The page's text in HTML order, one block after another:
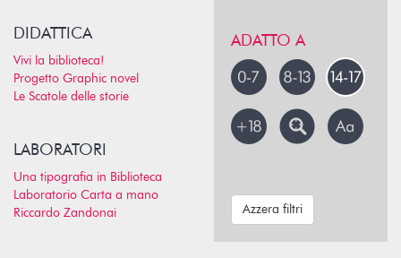
DIDATTICA
Vivi la biblioteca!
Progetto Graphic novel
Le Scatole delle storie
LABORATORI
Una tipografia in Biblioteca
Laboratorio Carta a mano
Riccardo Zandonai
ADATTO A
Azzera filtri